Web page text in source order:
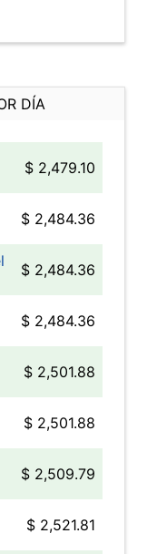
DÍA
$ 2,479.10
$ 2,484.36
$ 2,484.36
$ 2,484.36
$ 2,501.88
$ 2,501.88
$ 2,509.79
$ 2,521.81